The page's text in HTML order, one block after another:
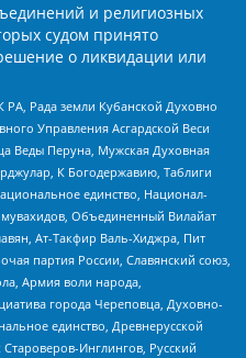
и религиозных
судом принято
о ликвидации или
РА, Рада земли Кубанской Духовно
Управления Асгардской Веси
Веды Перуна, Мужская Духовная
К Богодержавию, Таблиги
единство, Национал-
Объединенный Вилайат
Ат-Такфир Валь-Хиджра, Пит
партия России, Славянский союз,
Армия воли народа,
города Череповца, Духовно-
единство, Древнерусской
Инглингов, Русский